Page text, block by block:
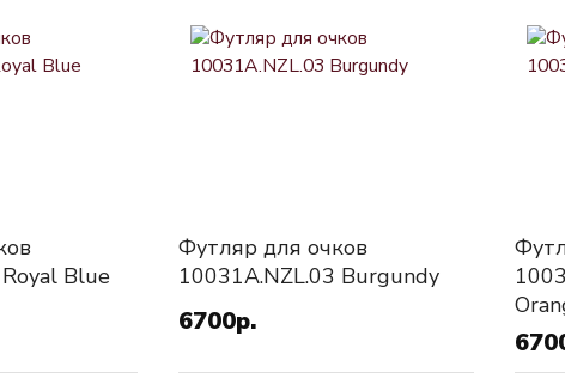
Blue
Футляр для очков
10031A.NZL.03 Burgundy
6700р.